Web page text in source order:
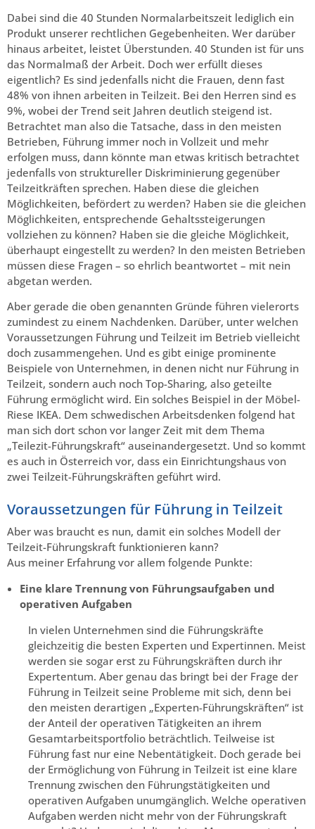
Dabei sind die 40 Stunden Normalarbeitszeit lediglich ein
Produkt unserer rechtlichen Gegebenheiten. Wer darüber
hinaus arbeitet, leistet Überstunden. 40 Stunden ist für uns
das Normalmaß der Arbeit. Doch wer erfüllt dieses
eigentlich? Es sind jedenfalls nicht die Frauen, denn fast
48% von ihnen arbeiten in Teilzeit. Bei den Herren sind es
9%, wobei der Trend seit Jahren deutlich steigend ist.
Betrachtet man also die Tatsache, dass in den meisten
Betrieben, Führung immer noch in Vollzeit und mehr
erfolgen muss, dann könnte man etwas kritisch betrachtet
jedenfalls von struktureller Diskriminierung gegenüber
Teilzeitkräften sprechen. Haben diese die gleichen
Möglichkeiten, befördert zu werden? Haben sie die gleichen
Möglichkeiten, entsprechende Gehaltssteigerungen
vollziehen zu können? Haben sie die gleiche Möglichkeit,
überhaupt eingestellt zu werden? In den meisten Betrieben
müssen diese Fragen – so ehrlich beantwortet – mit nein
abgetan werden.
Aber gerade die oben genannten Gründe führen vielerorts
zumindest zu einem Nachdenken. Darüber, unter welchen
Voraussetzungen Führung und Teilzeit im Betrieb vielleicht
doch zusammengehen. Und es gibt einige prominente
Beispiele von Unternehmen, in denen nicht nur Führung in
Teilzeit, sondern auch noch Top-Sharing, also geteilte
Führung ermöglicht wird. Ein solches Beispiel in der Möbel-
Riese IKEA. Dem schwedischen Arbeitsdenken folgend hat
man sich dort schon vor langer Zeit mit dem Thema
„Teilezit-Führungskraft“ auseinandergesetzt. Und so kommt
es auch in Österreich vor, dass ein Einrichtungshaus von
zwei Teilzeit-Führungskräften geführt wird.
Voraussetzungen für Führung in Teilzeit
Aber was braucht es nun, damit ein solches Modell der
Teilzeit-Führungskraft funktionieren kann?
Aus meiner Erfahrung vor allem folgende Punkte:
Eine klare Trennung von Führungsaufgaben und
operativen Aufgaben
In vielen Unternehmen sind die Führungskräfte
gleichzeitig die besten Experten und Expertinnen. Meist
werden sie sogar erst zu Führungskräften durch ihr
Expertentum. Aber genau das bringt bei der Frage der
Führung in Teilzeit seine Probleme mit sich, denn bei
den meisten derartigen „Experten-Führungskräften“ ist
der Anteil der operativen Tätigkeiten an ihrem
Gesamtarbeitsportfolio beträchtlich. Teilweise ist
Führung fast nur eine Nebentätigkeit. Doch gerade bei
der Ermöglichung von Führung in Teilzeit ist eine klare
Trennung zwischen den Führungstätigkeiten und
operativen Aufgaben unumgänglich. Welche operativen
Aufgaben werden nicht mehr von der Führungskraft